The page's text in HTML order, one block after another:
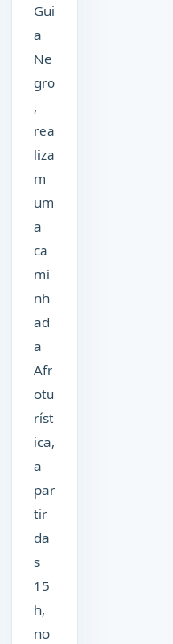
Gui
a
Ne
gro
,
rea
liza
m
um
a
ca
mi
nh
ad
a
Afr
otu
ríst
ica,
a
par
tir
da
s
15
h,
no